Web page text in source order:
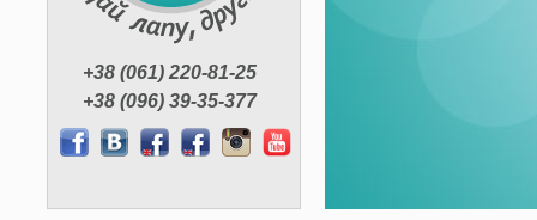
+38 (061) 220-81-25
+38 (096) 39-35-377